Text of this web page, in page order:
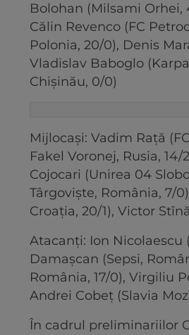
Bolohan (Milsami Orhei,
Călin Revenco (FC
Polonia, 20/0), Denis
Vladislav Baboglo
Chișinău, 0/0)
Mijlocași: Vadim Rață
Fakel Voronej, Rusia,
Cojocari (Unirea 04
Târgoviște, România, 7/
Croația, 20/1), Victor
Atacanți: Ion Nicolaescu
Damașcan (Sepsi,
România, 17/0), Virgiliu
Andrei Cobeț (Slavia
În cadrul preliminariilor